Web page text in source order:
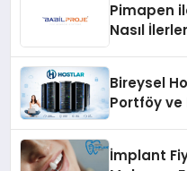
Pimapen
Nasıl
Bireysel
Portföy ve
İmplant